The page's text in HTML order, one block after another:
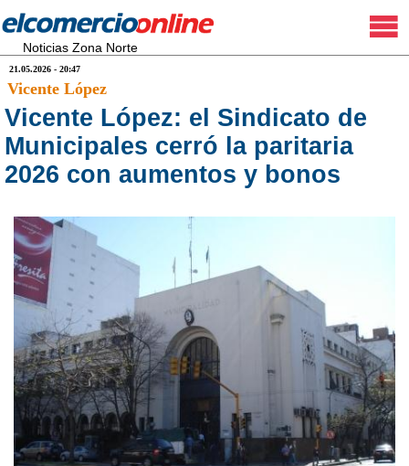
Noticias Zona Norte
21.05.2026 - 20:47
Vicente López
Vicente López: el Sindicato de
Municipales cerró la paritaria
2026 con aumentos y bonos